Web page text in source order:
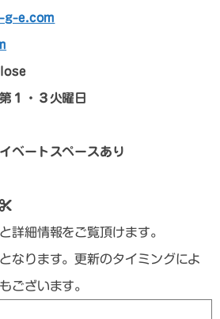
e.com
・３火曜日
ベートスペースあり
詳細情報をご覧頂けます。
なります。更新のタイミングによ
ございます。